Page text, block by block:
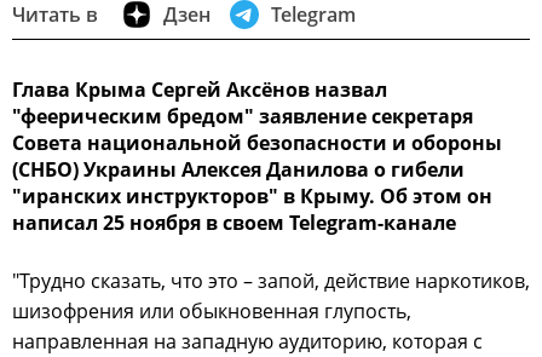
Читать в Дзен Telegram
Глава Крыма Сергей Аксёнов назвал
"феерическим бредом" заявление секретаря
Совета национальной безопасности и обороны
(СНБО) Украины Алексея Данилова о гибели
"иранских инструкторов" в Крыму. Об этом он
написал 25 ноября в своем Telegram-канале
"Трудно сказать, что это – запой, действие наркотиков,
шизофрения или обыкновенная глупость,
направленная на западную аудиторию, которая с